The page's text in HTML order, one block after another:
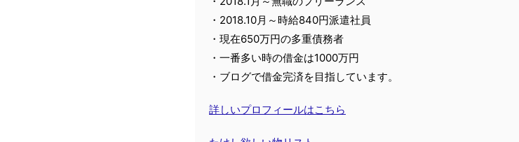
・2018.10月～時給840円派遣社員
・現在650万円の多重債務者
・一番多い時の借金は1000万円
・ブログで借金完済を目指しています。
詳しいプロフィールはこちら